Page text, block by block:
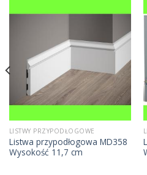
LISTWY PRZYPODŁOGOWE
Listwa przypodłogowa MD358
Wysokość 11,7 cm